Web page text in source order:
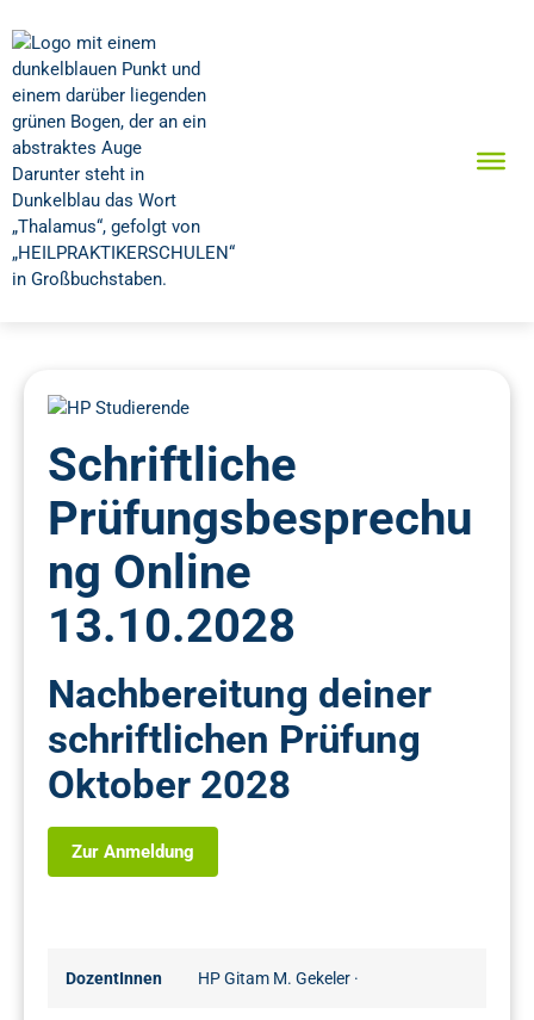
Schriftliche
Prüfungsbesprechu
ng Online
13.10.2028
Nachbereitung deiner
schriftlichen Prüfung
Oktober 2028
Zur Anmeldung
DozentInnen HP Gitam M. Gekeler ·